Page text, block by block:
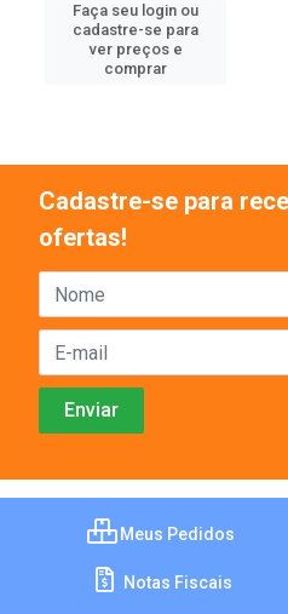
Faça seu login ou
cadastre-se para
ver preços e
comprar
Cadastre-se para
ofertas!
Meus Pedidos
Notas Fiscais